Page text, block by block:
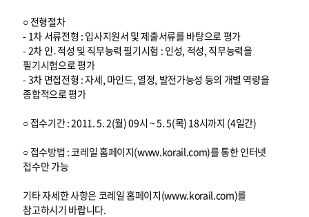
○ 전형절차
- 1차 서류전형 : 입사지원서 및 제출서류를 바탕으로 평가
- 2차 인․적성 및 직무능력 필기시험 : 인성, 적성, 직무능력을
필기시험으로 평가
- 3차 면접전형 : 자세, 마인드, 열정, 발전가능성 등의 개별 역량을
종합적으로 평가
○ 접수기간 : 2011. 5. 2(월) 09시 ~ 5. 5(목) 18시까지 (4일간)
○ 접수방법 : 코레일 홈페이지(www.korail.com)를 통한 인터넷
접수만 가능
기타 자세한 사항은 코레일 홈페이지(www.korail.com)를
참고하시기 바랍니다.